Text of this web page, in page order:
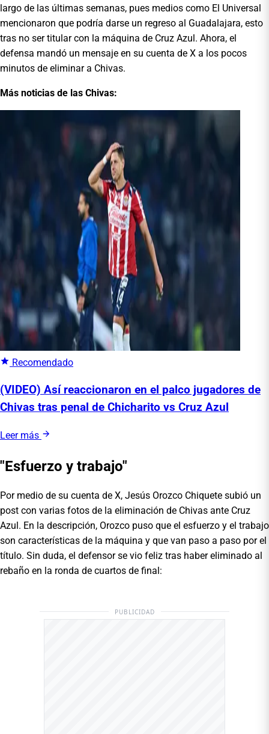
largo de las últimas semanas, pues medios como El Universal
mencionaron que podría darse un regreso al Guadalajara, esto
tras no ser titular con la máquina de Cruz Azul. Ahora, el
defensa mandó un mensaje en su cuenta de X a los pocos
minutos de eliminar a Chivas.
Más noticias de las Chivas:
Recomendado
(VIDEO) Así reaccionaron en el palco jugadores de
Chivas tras penal de Chicharito vs Cruz Azul
Leer más
"Esfuerzo y trabajo"
Por medio de su cuenta de X, Jesús Orozco Chiquete subió un
post con varias fotos de la eliminación de Chivas ante Cruz
Azul. En la descripción, Orozco puso que el esfuerzo y el trabajo
son características de la máquina y que van paso a paso por el
título. Sin duda, el defensor se vio feliz tras haber eliminado al
rebaño en la ronda de cuartos de final:
PUBLICIDAD